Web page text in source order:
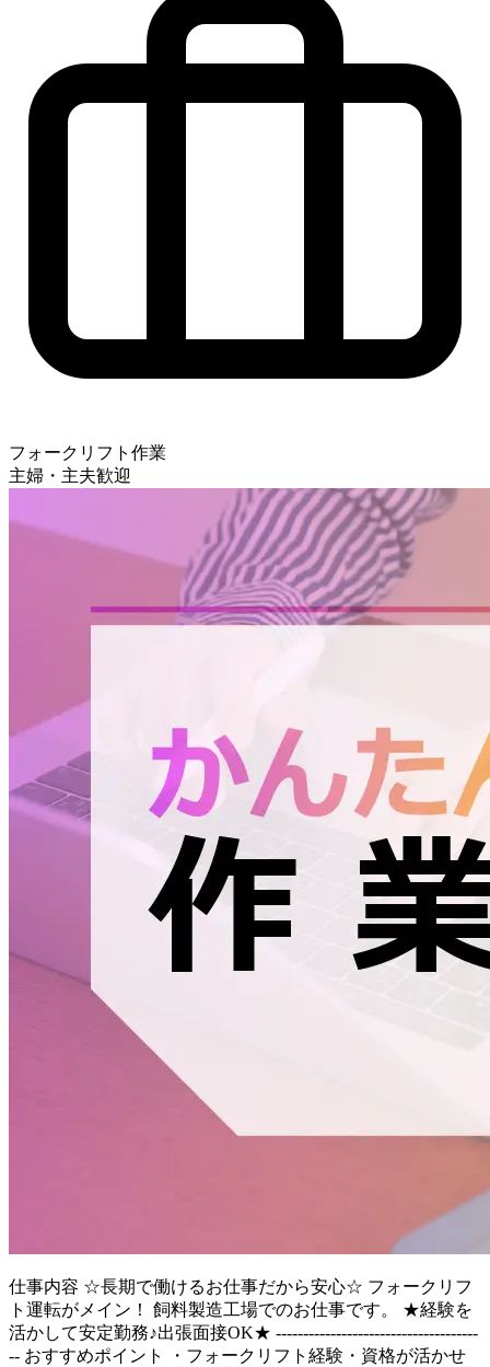
フォークリフト作業
主婦・主夫歓迎
仕事内容 ☆長期で働けるお仕事だから安心☆ フォークリフ
ト運転がメイン！ 飼料製造工場でのお仕事です。 ★経験を
活かして安定勤務♪出張面接OK★ -------------------------------------
-- おすすめポイント ・フォークリフト経験・資格が活かせ